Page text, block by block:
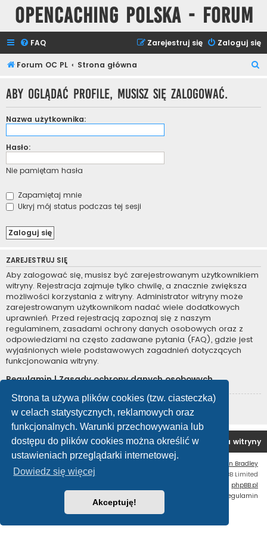
Strona ta używa plików cookies (tzw. ciasteczka)
w celach statystycznych, reklamowych oraz
funkcjonalnych. Warunki przechowywania lub
dostępu do plików cookies można określić w
ustawieniach przeglądarki internetowej.
Dowiedz się więcej
Akceptuję!
Opencaching Polska - Forum
FAQ Zaloguj się
Zarejestruj się
Forum OC PL Strona główna
k
Aby oglądać profile, musisz się zalogować.
Nazwa użytkownika:
Hasło:
Nie pamiętam hasła
Zapamiętaj mnie
Ukryj mój status podczas tej sesji
ZAREJESTRUJ SIĘ
Aby zalogować się, musisz być zarejestrowanym użytkownikiem
witryny. Rejestracja zajmuje tylko chwilę, a znacznie zwiększa
możliwości korzystania z witryny. Administrator witryny może
zarejestrowanym użytkownikom nadać wiele dodatkowych
uprawnień. Przed rejestracją zapoznaj się z naszym
regulaminem, zasadami ochrony danych osobowych oraz z
odpowiedziami na często zadawane pytania (FAQ), gdzie jest
wyjaśnionych wiele podstawowych zagadnień dotyczących
funkcjonowania witryny.
Regulamin|Zasady ochrony danych osobowych
Zarejestruj się
Forum OC PL Strona główna Usuń ciasteczka witryny
Ian Bradley
Technologię dostarcza
® Forum Software © phpBB Limited
phpBB.pl
Regulamin